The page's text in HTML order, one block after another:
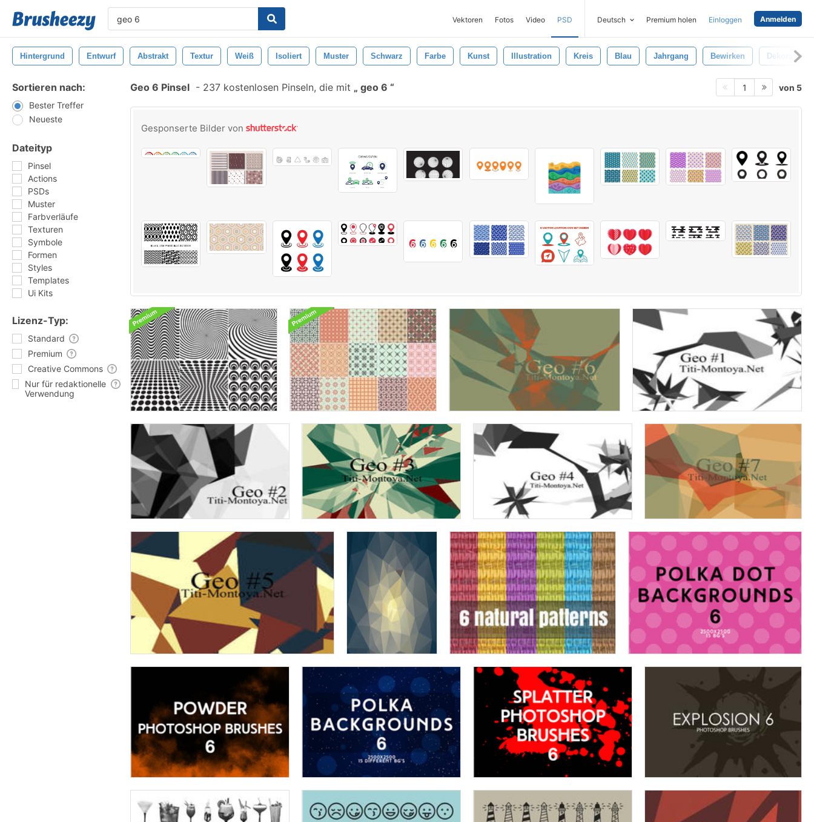
Vektoren Fotos Video PSD Deutsch Premium holen Einloggen Anmelden
Hintergrund Entwurf Abstrakt Textur Weiß Isoliert Muster Schwarz Farbe Kunst Illustration Kreis Blau Jahrgang Bewirken Dekorativ
Sortieren nach:
Bester Treffer
Neueste
Dateityp
Pinsel
Actions
PSDs
Muster
Farbverläufe
Texturen
Symbole
Formen
Styles
Templates
Ui Kits
Lizenz-Typ:
Standard
Premium
Creative Commons
Nur für redaktionelle
Verwendung
Geo 6 Pinsel - 237 kostenlosen Pinseln, die mit geo 6 1 von 5
Gesponserte Bilder von